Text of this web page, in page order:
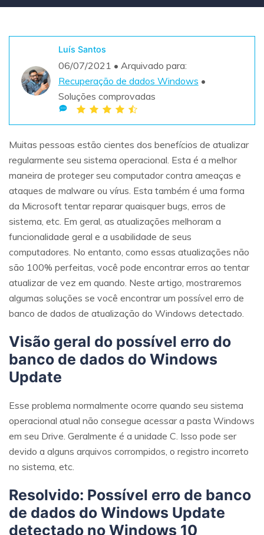
Teste Grátis
Recoverit Grátis
Recupere dados perdidos/excluídos gratuitamente
Teste Grátis
Outros Produtos
Repairit - Reparar Dados
search
Teste Online
Luís Santos
06/07/2021 • Arquivado para:
Recuperação de dados Windows •
Soluções comprovadas
Muitas pessoas estão cientes dos benefícios de atualizar
regularmente seu sistema operacional. Esta é a melhor
maneira de proteger seu computador contra ameaças e
ataques de malware ou vírus. Esta também é uma forma
da Microsoft tentar reparar quaisquer bugs, erros de
sistema, etc. Em geral, as atualizações melhoram a
funcionalidade geral e a usabilidade de seus
computadores. No entanto, como essas atualizações não
são 100% perfeitas, você pode encontrar erros ao tentar
atualizar de vez em quando. Neste artigo, mostraremos
algumas soluções se você encontrar um possível erro de
banco de dados de atualização do Windows detectado.
Visão geral do possível erro do
banco de dados do Windows
Update
Esse problema normalmente ocorre quando seu sistema
operacional atual não consegue acessar a pasta Windows
em seu Drive. Geralmente é a unidade C. Isso pode ser
devido a alguns arquivos corrompidos, o registro incorreto
no sistema, etc.
Resolvido: Possível erro de banco
de dados do Windows Update
detectado no Windows 10